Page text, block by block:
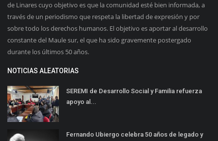
de Linares cuyo objetivo es que la comunidad esté bien informada, a
través de un periodismo que respeta la libertad de expresión y por
sobre todo los derechos humanos. El objetivo es aportar al desarrollo
constante del Maule sur, el que ha sido gravemente postergado
durante los últimos 50 años.
NOTICIAS ALEATORIAS
SEREMI de Desarrollo Social y Familia refuerza
apoyo al...
Fernando Ubiergo celebra 50 años de legado y